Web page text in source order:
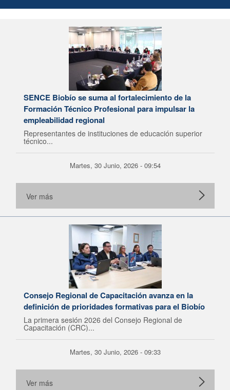
SENCE Biobío se suma al fortalecimiento de la
Formación Técnico Profesional para impulsar la
empleabilidad regional
Representantes de instituciones de educación superior
técnico...
Martes, 30 Junio, 2026 - 09:54
Ver más
Consejo Regional de Capacitación avanza en la
definición de prioridades formativas para el Biobío
La primera sesión 2026 del Consejo Regional de
Capacitación (CRC)...
Martes, 30 Junio, 2026 - 09:33
Ver más